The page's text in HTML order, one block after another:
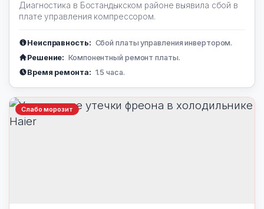
Диагностика в Бостандыкском районе выявила сбой в
плате управления компрессором.
Неисправность: Сбой платы управления инвертором.
Решение: Компонентный ремонт платы.
Время ремонта: 1.5 часа.
Слабо морозит